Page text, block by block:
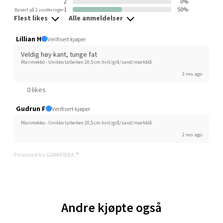
Basert på 2 vurderinger1
50%
Flest likes Alle anmeldelser
Lillian H Verifisert kjøper
Veldig høy kant, tunge fat
Marimekko - Unikko tallerken 20,5 cm hvit/grå/sand/mørkblå
3 mo. ago
0 likes
Gudrun F Verifisert kjøper
Marimekko - Unikko tallerken 20,5 cm hvit/grå/sand/mørkblå
2 mo. ago
Powered by GAMIFIERA.®
Andre kjøpte også
Ski Storsenter, Jernbanesvingen 6, 1400 Ski
Åpent i dag 10-19
Sortland - Sortland Storsenter